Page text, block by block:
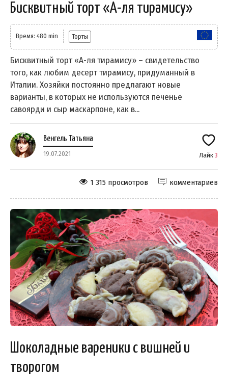
Бисквитный торт «А-ля тирамису»
Время: 480 min Торты
Бисквитный торт «А-ля тирамису» – свидетельство
того, как любим десерт тирамису, придуманный в
Италии. Хозяйки постоянно предлагают новые
варианты, в которых не используются печенье
савоярди и сыр маскарпоне, как в...
Венгель Татьяна
19.07.2021 Лайк 3
комментариев
1 315 просмотров
Шоколадные вареники с вишней и
творогом